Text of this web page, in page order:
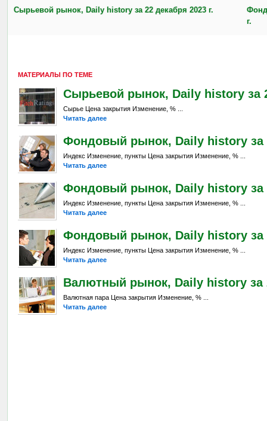
Сырьевой рынок, Daily history за 22 декабря 2023 г.
г.
МАТЕРИАЛЫ ПО ТЕМЕ
Сырьевой рынок, Daily history за
Сырье Цена закрытия Изменение, % ...
Читать далее
Фондовый рынок, Daily history за
Индекс Изменение, пункты Цена закрытия Изменение, % ...
Читать далее
Фондовый рынок, Daily history за
Индекс Изменение, пункты Цена закрытия Изменение, % ...
Читать далее
Фондовый рынок, Daily history за
Индекс Изменение, пункты Цена закрытия Изменение, % ...
Читать далее
Валютный рынок, Daily history за
Валютная пара Цена закрытия Изменение, % ...
Читать далее